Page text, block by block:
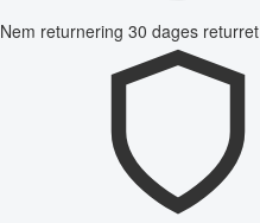
Nem returnering 30 dages returret